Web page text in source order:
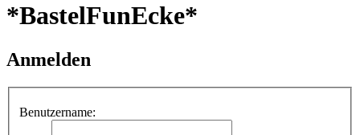
*BastelFunEcke*
Anmelden
Benutzername: